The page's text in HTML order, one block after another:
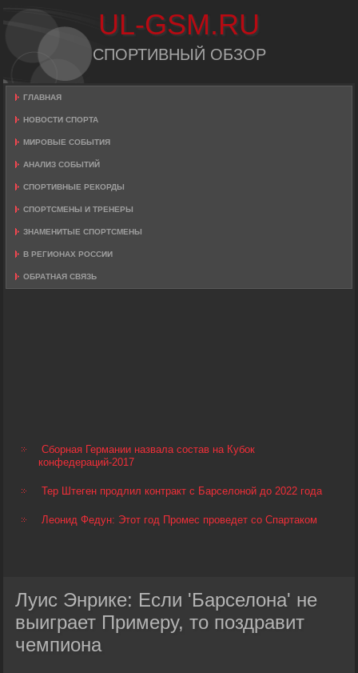
UL-GSM.RU
СПОРТИВНЫЙ ОБЗОР
ГЛАВНАЯ
НОВОСТИ СПОРТА
МИРОВЫЕ СОБЫТИЯ
АНАЛИЗ СОБЫТИЙ
СПОРТИВНЫЕ РЕКОРДЫ
СПОРТСМЕНЫ И ТРЕНЕРЫ
ЗНАМЕНИТЫЕ СПОРТСМЕНЫ
В РЕГИОНАХ РОССИИ
ОБРАТНАЯ СВЯЗЬ
Сборная Германии назвала состав на Кубок
конфедераций-2017
Тер Штеген продлил контракт с Барселоной до 2022 года
Леонид Федун: Этот год Промес проведет со Спартаком
Луис Энрике: Если 'Барселона' не
выиграет Примеру, то поздравит
чемпиона